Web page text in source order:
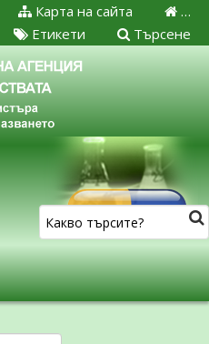
…
Карта на сайта
Търсене
Етикети